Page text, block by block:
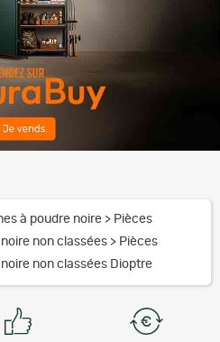
à poudre noire > Pièces
non classées > Pièces
non classées Dioptre